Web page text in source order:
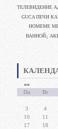
ТЕЛЕВИДЕНИЕ
GUCA ПЕЧИ
HOMEME
ВАННОЙ1
««
Пн Вт
3
4
10
11
17
18